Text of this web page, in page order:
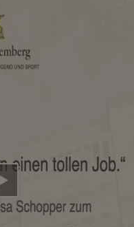
Video abspielen